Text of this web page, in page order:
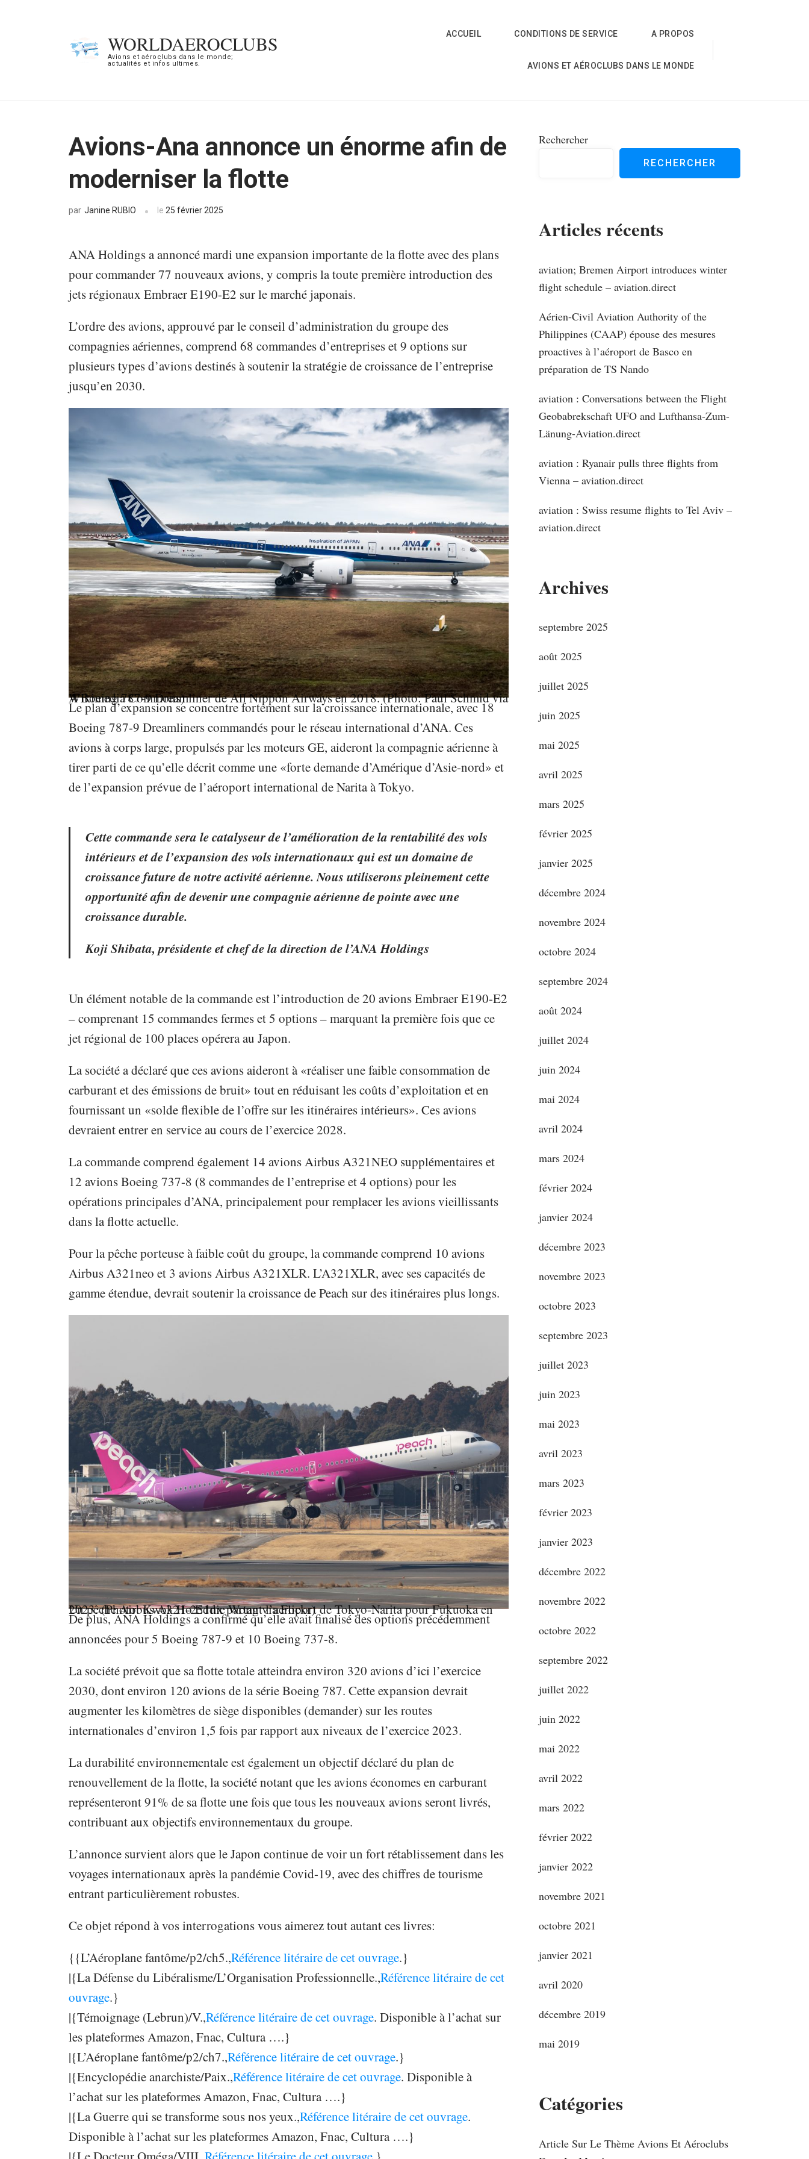
WORLDAEROCLUBS
Avions et aéroclubs dans le monde;
actualités et infos ultimes.
ACCUEIL CONDITIONS DE SERVICE A PROPOS
AVIONS ET AÉROCLUBS DANS LE MONDE
Avions-Ana annonce un énorme afin de
moderniser la flotte
par Janine RUBIO le 25 février 2025
ANA Holdings a annoncé mardi une expansion importante de la flotte avec des plans
pour commander 77 nouveaux avions, y compris la toute première introduction des
jets régionaux Embraer E190-E2 sur le marché japonais.
L’ordre des avions, approuvé par le conseil d’administration du groupe des
compagnies aériennes, comprend 68 commandes d’entreprises et 9 options sur
plusieurs types d’avions destinés à soutenir la stratégie de croissance de l’entreprise
jusqu’en 2030.
A Boeing 787-9 Dreamliner de All Nippon Airways en 2018. (Photo: Paul Schmid via Wikimedia Commons)
Le plan d’expansion se concentre fortement sur la croissance internationale, avec 18
Boeing 787-9 Dreamliners commandés pour le réseau international d’ANA. Ces
avions à corps large, propulsés par les moteurs GE, aideront la compagnie aérienne à
tirer parti de ce qu’elle décrit comme une «forte demande d’Amérique d’Asie-nord» et
de l’expansion prévue de l’aéroport international de Narita à Tokyo.
Cette commande sera le catalyseur de l’amélioration de la rentabilité des vols
intérieurs et de l’expansion des vols internationaux qui est un domaine de
croissance future de notre activité aérienne. Nous utiliserons pleinement cette
opportunité afin de devenir une compagnie aérienne de pointe avec une
croissance durable.
Koji Shibata, présidente et chef de la direction de l’ANA Holdings
Un élément notable de la commande est l’introduction de 20 avions Embraer E190-E2
– comprenant 15 commandes fermes et 5 options – marquant la première fois que ce
jet régional de 100 places opérera au Japon.
La société a déclaré que ces avions aideront à «réaliser une faible consommation de
carburant et des émissions de bruit» tout en réduisant les coûts d’exploitation et en
fournissant un «solde flexible de l’offre sur les itinéraires intérieurs». Ces avions
devraient entrer en service au cours de l’exercice 2028.
La commande comprend également 14 avions Airbus A321NEO supplémentaires et
12 avions Boeing 737-8 (8 commandes de l’entreprise et 4 options) pour les
opérations principales d’ANA, principalement pour remplacer les avions vieillissants
dans la flotte actuelle.
Pour la pêche porteuse à faible coût du groupe, la commande comprend 10 avions
Airbus A321neo et 3 avions Airbus A321XLR. L’A321XLR, avec ses capacités de
gamme étendue, devrait soutenir la croissance de Peach sur des itinéraires plus longs.
Un pêche Airbus A321-251nx partant l’aéroport de Tokyo-Narita pour Fukuoka en 2023. (Photo: Kwok Ho Eddie Wong via Flickr)
De plus, ANA Holdings a confirmé qu’elle avait finalisé des options précédemment
annoncées pour 5 Boeing 787-9 et 10 Boeing 737-8.
La société prévoit que sa flotte totale atteindra environ 320 avions d’ici l’exercice
2030, dont environ 120 avions de la série Boeing 787. Cette expansion devrait
augmenter les kilomètres de siège disponibles (demander) sur les routes
internationales d’environ 1,5 fois par rapport aux niveaux de l’exercice 2023.
La durabilité environnementale est également un objectif déclaré du plan de
renouvellement de la flotte, la société notant que les avions économes en carburant
représenteront 91% de sa flotte une fois que tous les nouveaux avions seront livrés,
contribuant aux objectifs environnementaux du groupe.
L’annonce survient alors que le Japon continue de voir un fort rétablissement dans les
voyages internationaux après la pandémie Covid-19, avec des chiffres de tourisme
entrant particulièrement robustes.
Ce objet répond à vos interrogations vous aimerez tout autant ces livres:
{{L’Aéroplane fantôme/p2/ch5.,Référence litéraire de cet ouvrage.}
|{La Défense du Libéralisme/L’Organisation Professionnelle.,Référence litéraire de cet
ouvrage.}
|{Témoignage (Lebrun)/V.,Référence litéraire de cet ouvrage. Disponible à l’achat sur
les plateformes Amazon, Fnac, Cultura ….}
|{L’Aéroplane fantôme/p2/ch7.,Référence litéraire de cet ouvrage.}
|{Encyclopédie anarchiste/Paix.,Référence litéraire de cet ouvrage. Disponible à
l’achat sur les plateformes Amazon, Fnac, Cultura ….}
|{La Guerre qui se transforme sous nos yeux.,Référence litéraire de cet ouvrage.
Disponible à l’achat sur les plateformes Amazon, Fnac, Cultura ….}
Rechercher
RECHERCHER
Articles récents
aviation; Bremen Airport introduces winter
flight schedule – aviation.direct
Aérien-Civil Aviation Authority of the
Philippines (CAAP) épouse des mesures
proactives à l’aéroport de Basco en
préparation de TS Nando
aviation : Conversations between the Flight
Geobabrekschaft UFO and Lufthansa-Zum-
Länung-Aviation.direct
aviation : Ryanair pulls three flights from
Vienna – aviation.direct
aviation : Swiss resume flights to Tel Aviv –
aviation.direct
Archives
septembre 2025
août 2025
juillet 2025
juin 2025
mai 2025
avril 2025
mars 2025
février 2025
janvier 2025
décembre 2024
novembre 2024
octobre 2024
septembre 2024
août 2024
juillet 2024
juin 2024
mai 2024
avril 2024
mars 2024
février 2024
janvier 2024
décembre 2023
novembre 2023
octobre 2023
septembre 2023
juillet 2023
juin 2023
mai 2023
avril 2023
mars 2023
février 2023
janvier 2023
décembre 2022
novembre 2022
octobre 2022
septembre 2022
juillet 2022
juin 2022
mai 2022
avril 2022
mars 2022
février 2022
janvier 2022
novembre 2021
octobre 2021
janvier 2021
avril 2020
décembre 2019
mai 2019
Catégories
Article Sur Le Thème Avions Et Aéroclubs